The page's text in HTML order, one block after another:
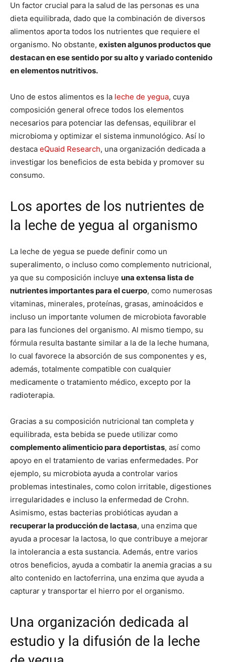
Un factor crucial para la salud de las personas es una
dieta equilibrada, dado que la combinación de diversos
alimentos aporta todos los nutrientes que requiere el
organismo. No obstante, existen algunos productos que
destacan en ese sentido por su alto y variado contenido
en elementos nutritivos.
Uno de estos alimentos es la leche de yegua, cuya
composición general ofrece todos los elementos
necesarios para potenciar las defensas, equilibrar el
microbioma y optimizar el sistema inmunológico. Así lo
destaca eQuaid Research, una organización dedicada a
investigar los beneficios de esta bebida y promover su
consumo.
Los aportes de los nutrientes de
la leche de yegua al organismo
La leche de yegua se puede definir como un
superalimento, o incluso como complemento nutricional,
ya que su composición incluye una extensa lista de
nutrientes importantes para el cuerpo, como numerosas
vitaminas, minerales, proteínas, grasas, aminoácidos e
incluso un importante volumen de microbiota favorable
para las funciones del organismo. Al mismo tiempo, su
fórmula resulta bastante similar a la de la leche humana,
lo cual favorece la absorción de sus componentes y es,
además, totalmente compatible con cualquier
medicamente o tratamiento médico, excepto por la
radioterapia.
Gracias a su composición nutricional tan completa y
equilibrada, esta bebida se puede utilizar como
complemento alimenticio para deportistas, así como
apoyo en el tratamiento de varias enfermedades. Por
ejemplo, su microbiota ayuda a controlar varios
problemas intestinales, como colon irritable, digestiones
irregularidades e incluso la enfermedad de Crohn.
Asimismo, estas bacterias probióticas ayudan a
recuperar la producción de lactasa, una enzima que
ayuda a procesar la lactosa, lo que contribuye a mejorar
la intolerancia a esta sustancia. Además, entre varios
otros beneficios, ayuda a combatir la anemia gracias a su
alto contenido en lactoferrina, una enzima que ayuda a
capturar y transportar el hierro por el organismo.
Una organización dedicada al
estudio y la difusión de la leche